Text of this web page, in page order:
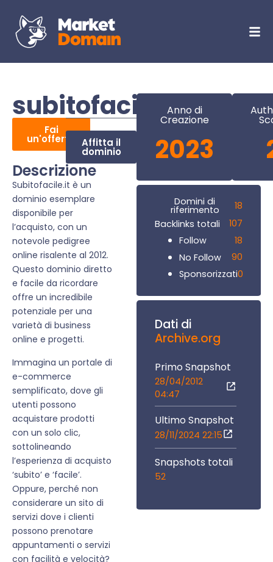
subitofacile.it
Fai
un'offerta Affitta il
dominio
Descrizione
Subitofacile.it è un
dominio esemplare
disponibile per
l’acquisto, con un
notevole pedigree
online risalente al 2012.
Questo dominio diretto
e facile da ricordare
offre un incredibile
potenziale per una
varietà di business
online e progetti.
Immagina un portale di
e-commerce
semplificato, dove gli
utenti possono
acquistare prodotti
con un solo clic,
sottolineando
l’esperienza di acquisto
‘subito’ e ‘facile’.
Oppure, perché non
considerare un sito di
servizi dove i clienti
possono prenotare
appuntamenti o servizi
con facilità e velocità?
Anno di
Creazione
2023
Domini di
riferimento
18
Backlinks totali
107
Follow
18
No Follow
90
Sponsorizzati0
Dati di
Archive.org
Primo Snapshot
28/04/2012
04:47
Ultimo Snapshot
28/11/2024 22:15
Snapshots totali
52